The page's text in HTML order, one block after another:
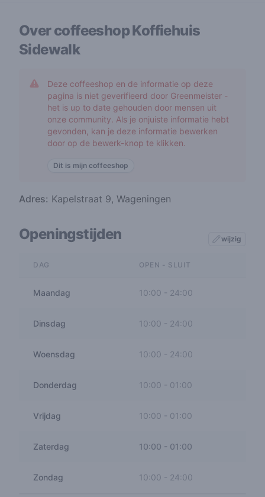
Over coffeeshopKoffiehuis
Sidewalk
Deze coffeeshop en de informatie op deze
pagina is niet geverifieerd door Greenmeister -
het is up to date gehouden door mensen uit
onze community. Als je onjuiste informatie hebt
gevonden, kan je deze informatie bewerken
door op de bewerk-knop te klikken.
Dit is mijn coffeeshop
Adres: Kapelstraat 9, Wageningen
Openingstijden wijzig
DAG OPEN - SLUIT
Maandag 10:00 - 24:00
Dinsdag 10:00 24:00
Woensdag 10:00 - 24:00
Donderdag 10:00 01:00
Vrijdag 10:00 - 01:00
Zaterdag 10:00 - 01:00
Zondag 10:00 - 24:00